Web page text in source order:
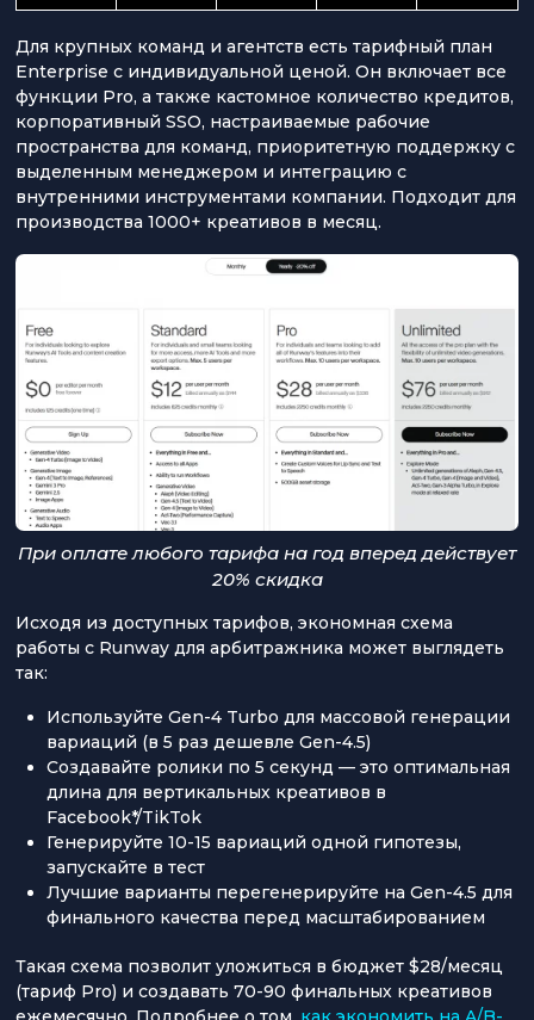
Для крупных команд и агентств есть тарифный план
Enterprise с индивидуальной ценой. Он включает все
функции Pro, а также кастомное количество кредитов,
корпоративный SSO, настраиваемые рабочие
пространства для команд, приоритетную поддержку с
выделенным менеджером и интеграцию с
внутренними инструментами компании. Подходит для
производства 1000+ креативов в месяц.
При оплате любого тарифа на год вперед действует
20% скидка
Исходя из доступных тарифов, экономная схема
работы с Runway для арбитражника может выглядеть
так:
Используйте Gen-4 Turbo для массовой генерации
вариаций (в 5 раз дешевле Gen-4.5)
Создавайте ролики по 5 секунд — это оптимальная
длина для вертикальных креативов в
Facebook*/TikTok
Генерируйте 10-15 вариаций одной гипотезы,
запускайте в тест
Лучшие варианты перегенерируйте на Gen-4.5 для
финального качества перед масштабированием
Такая схема позволит уложиться в бюджет $28/месяц
(тариф Pro) и создавать 70-90 финальных креативов